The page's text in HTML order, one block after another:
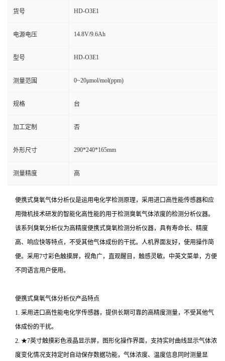
货号 HD-O3E1
电源电压 14.8V/9.6Ah
型号 HD-O3E1
测量范围 0~20μmol/mol(ppm)
规格 台
加工定制 否
外形尺寸 290*240*165mm
测量精度 高
便携式臭氧气体分析仪是运用电化学检测原理，采用进口高性能传感器和应
用微机技术研发的智能化高性能的用于检测臭氧气体浓度的检测分析仪器。
该系列臭氧分析仪为高精度便携式臭氧检测分析仪器，具有寿命长、精度
高、响应快等特点，不受其他气体成份的干扰。人机界面友好，使用操作简
便。采用7寸彩色触摸屏，视角广，直观醒目，触感灵敏。中英文菜单，方便
不同语言用户使用。
便携式臭氧气体分析仪产品特点
1. 采用进口高性能电化学传感器，提供长期可靠的高精度测量，不受其他气
体成份的干扰。
2. ★7英寸触摸彩色液晶显示屏，图形化操作界面，支持实时曲线显示气体浓
度变化情况支持定时自动保存数据功能，气体浓度、温度信息同时测量显